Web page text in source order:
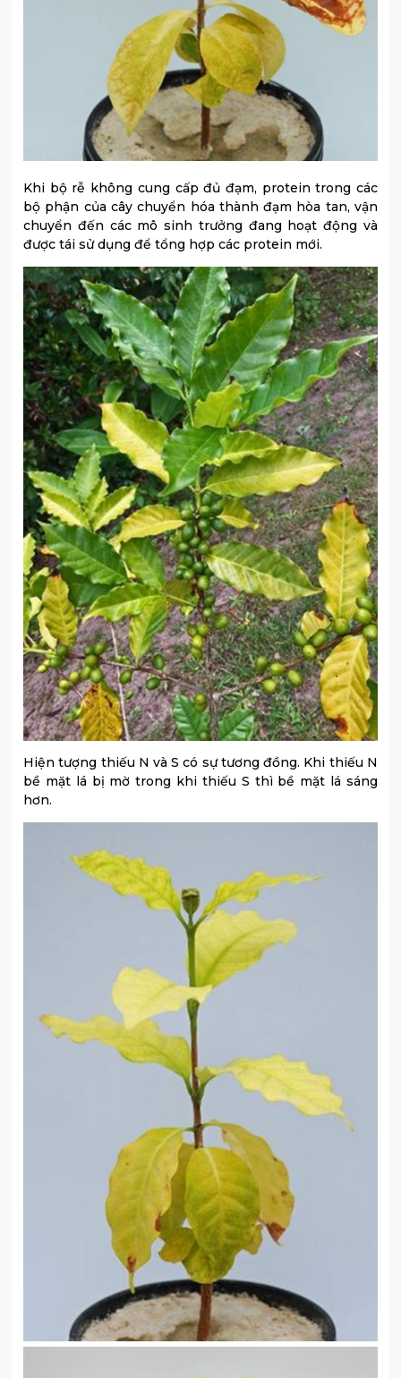
Khi bộ rễ không cung cấp đủ đạm, protein trong các
bộ phận của cây chuyển hóa thành đạm hòa tan, vận
chuyển đến các mô sinh trưởng đang hoạt động và
được tái sử dụng để tổng hợp các protein mới.
Hiện tượng thiếu N và S có sự tương đồng. Khi thiếu N
bề mặt lá bị mờ trong khi thiếu S thì bề mặt lá sáng
hơn.